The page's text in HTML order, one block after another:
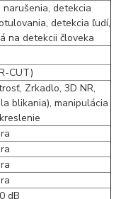
detekcia
detekcia ľudí,
na detekcii človeka
CUT)
Zrkadlo, 3D NR,
blikania), manipulácia
dB